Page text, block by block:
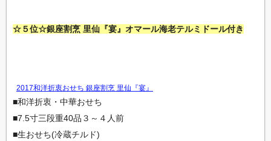
☆５位☆銀座割烹 里仙『宴』オマール海老テルミドール付き
2017和洋折衷おせち 銀座割烹 里仙『宴』
■和洋折衷・中華おせち
■7.5寸三段重40品３～４人前
■生おせち(冷蔵チルド)